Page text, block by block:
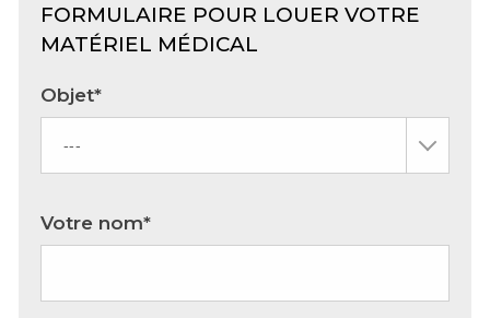
FORMULAIRE POUR LOUER VOTRE
MATÉRIEL MÉDICAL
Objet*
Votre nom*